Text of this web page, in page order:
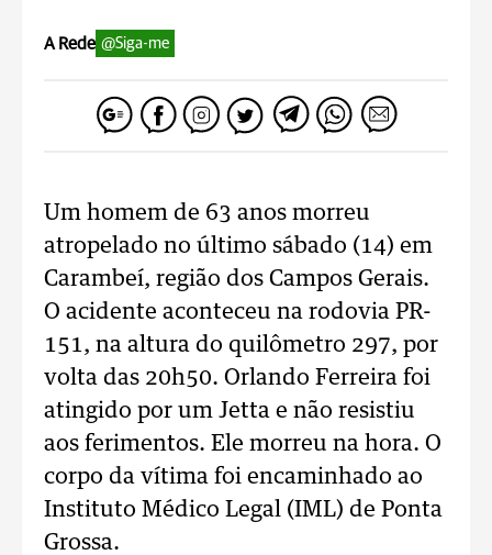
A Rede @Siga-me
Um homem de 63 anos morreu
atropelado no último sábado (14) em
Carambeí, região dos Campos Gerais.
O acidente aconteceu na rodovia PR-
151, na altura do quilômetro 297, por
volta das 20h50. Orlando Ferreira foi
atingido por um Jetta e não resistiu
aos ferimentos. Ele morreu na hora. O
corpo da vítima foi encaminhado ao
Instituto Médico Legal (IML) de Ponta
Grossa.